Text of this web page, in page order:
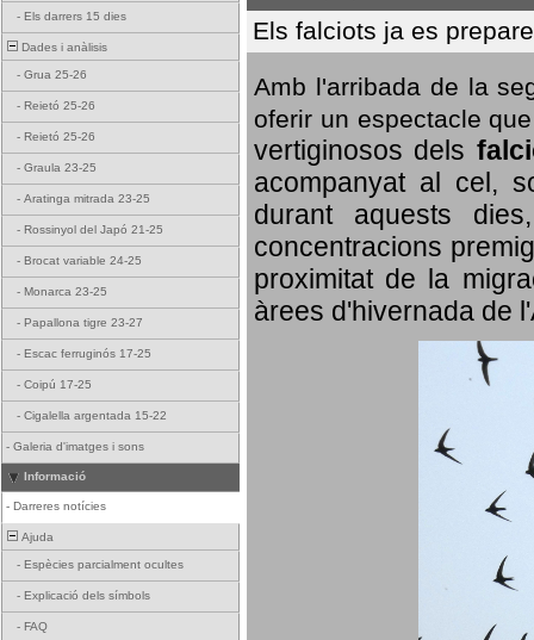
- Els darrers 15 dies
Dades i anàlisis
- Grua 25-26
- Reietó 25-26
- Reietó 25-26
- Graula 23-25
- Aratinga mitrada 23-25
- Rossinyol del Japó 21-25
- Brocat variable 24-25
- Monarca 23-25
- Papallona tigre 23-27
- Escac ferruginós 17-25
- Coipú 17-25
- Cigalella argentada 15-22
- Galeria d'imatges i sons
Informació
- Darreres notícies
Ajuda
- Espècies parcialment ocultes
- Explicació dels símbols
- FAQ
Els falciots ja es
Amb l'arribada de la
oferir un espectacle
vertiginosos dels
acompanyat al cel,
durant aquests
concentracions
proximitat de la
àrees d'hivernada de